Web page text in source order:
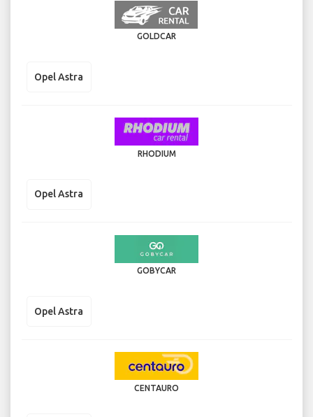
GOLDCAR
Opel Astra
RHODIUM
Opel Astra
GOBYCAR
Opel Astra
CENTAURO